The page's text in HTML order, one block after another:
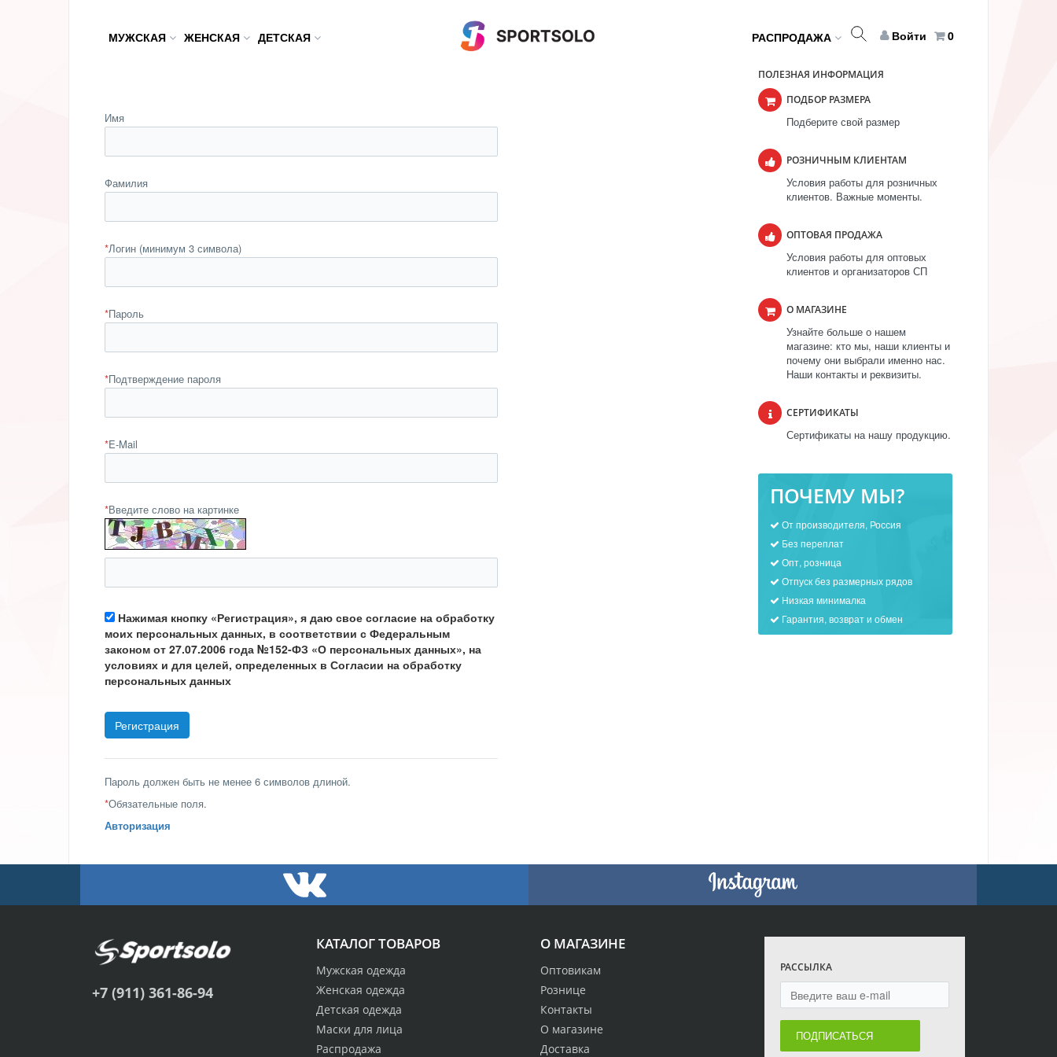
МУЖСКАЯ ЖЕНСКАЯ ДЕТСКАЯ РАСПРОДАЖА Войти 0
Имя
Фамилия
*Логин (минимум 3 символа)
*Пароль
*Подтверждение пароля
*E-Mail
*Введите слово на картинке
Нажимая кнопку «Регистрация», я даю свое согласие на обработку
моих персональных данных, в соответствии с Федеральным
законом от 27.07.2006 года №152-ФЗ «О персональных данных», на
условиях и для целей, определенных в Согласии на обработку
персональных данных
Пароль должен быть не менее 6 символов длиной.
*Обязательные поля.
Авторизация
ПОЛЕЗНАЯ ИНФОРМАЦИЯ
ПОДБОР РАЗМЕРА
Подберите свой размер
РОЗНИЧНЫМ КЛИЕНТАМ
Условия работы для розничных
клиентов. Важные моменты.
ОПТОВАЯ ПРОДАЖА
Условия работы для оптовых
клиентов и организаторов СП
О МАГАЗИНЕ
Узнайте больше о нашем
магазине: кто мы, наши клиенты и
почему они выбрали именно нас.
Наши контакты и реквизиты.
СЕРТИФИКАТЫ
Сертификаты на нашу продукцию.
ПОЧЕМУ МЫ?
От производителя, Россия
Без переплат
Опт, розница
Отпуск без размерных рядов
Низкая минималка
Гарантия, возврат и обмен
О МАГАЗИНЕ
Оптовикам
Рознице
Контакты
О магазине
Доставка
КАТАЛОГ ТОВАРОВ
Мужская одежда
Женская одежда
Детская одежда
Маски для лица
Распродажа
РАССЫЛКА
ПОДПИСАТЬСЯ
+7 (911) 361-86-94